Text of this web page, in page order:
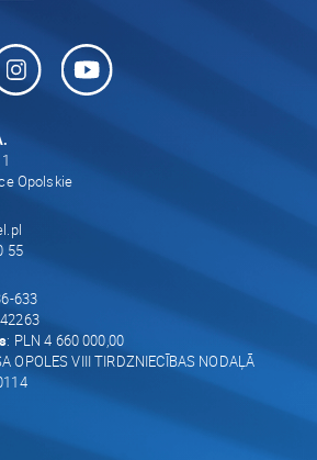
Opolskie
55
633
: PLN 4 660 000,00
OPOLES VIII TIRDZNIECĪBAS NODAĻĀ